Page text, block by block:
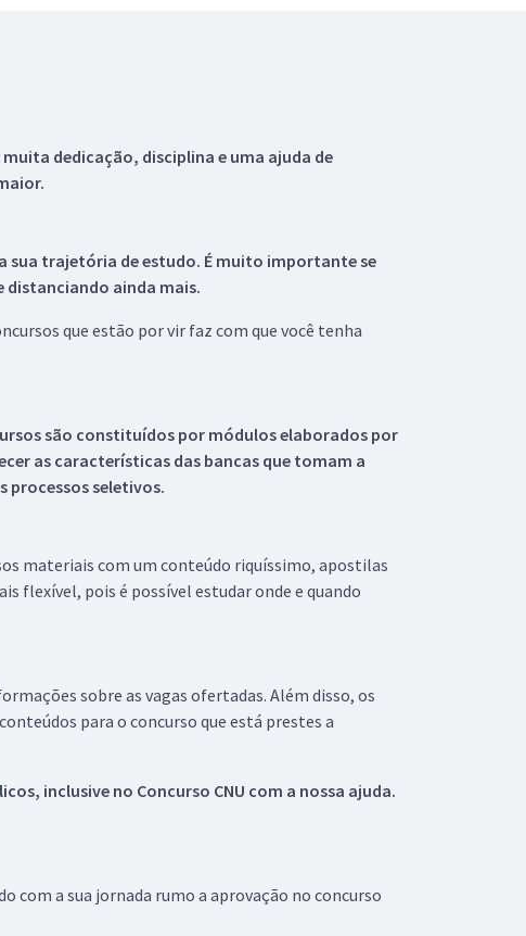
dedicação, disciplina e uma ajuda de
sua trajetória de estudo. É muito importante se
distanciando ainda mais.
que estão por vir faz com que você tenha
são constituídos por módulos elaborados por
as características das bancas que tomam a
processos seletivos.
materiais com um conteúdo riquíssimo, apostilas
flexível, pois é possível estudar onde e quando
sobre as vagas ofertadas. Além disso, os
para o concurso que está prestes a
inclusive no Concurso CNU com a nossa ajuda.
com a sua jornada rumo a aprovação no concurso